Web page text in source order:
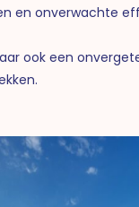
en onverwachte
ook een